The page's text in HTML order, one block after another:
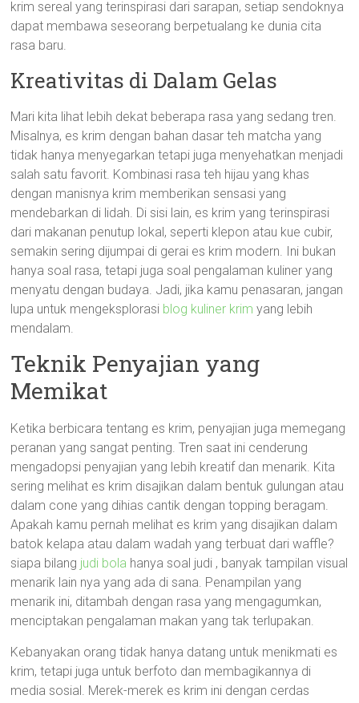
krim sereal yang terinspirasi dari sarapan, setiap sendoknya
dapat membawa seseorang berpetualang ke dunia cita
rasa baru.
Kreativitas di Dalam Gelas
Mari kita lihat lebih dekat beberapa rasa yang sedang tren.
Misalnya, es krim dengan bahan dasar teh matcha yang
tidak hanya menyegarkan tetapi juga menyehatkan menjadi
salah satu favorit. Kombinasi rasa teh hijau yang khas
dengan manisnya krim memberikan sensasi yang
mendebarkan di lidah. Di sisi lain, es krim yang terinspirasi
dari makanan penutup lokal, seperti klepon atau kue cubir,
semakin sering dijumpai di gerai es krim modern. Ini bukan
hanya soal rasa, tetapi juga soal pengalaman kuliner yang
menyatu dengan budaya. Jadi, jika kamu penasaran, jangan
lupa untuk mengeksplorasi blog kuliner krim yang lebih
mendalam.
Teknik Penyajian yang
Memikat
Ketika berbicara tentang es krim, penyajian juga memegang
peranan yang sangat penting. Tren saat ini cenderung
mengadopsi penyajian yang lebih kreatif dan menarik. Kita
sering melihat es krim disajikan dalam bentuk gulungan atau
dalam cone yang dihias cantik dengan topping beragam.
Apakah kamu pernah melihat es krim yang disajikan dalam
batok kelapa atau dalam wadah yang terbuat dari waffle?
siapa bilang judi bola hanya soal judi , banyak tampilan visual
menarik lain nya yang ada di sana. Penampilan yang
menarik ini, ditambah dengan rasa yang mengagumkan,
menciptakan pengalaman makan yang tak terlupakan.
Kebanyakan orang tidak hanya datang untuk menikmati es
krim, tetapi juga untuk berfoto dan membagikannya di
media sosial. Merek-merek es krim ini dengan cerdas